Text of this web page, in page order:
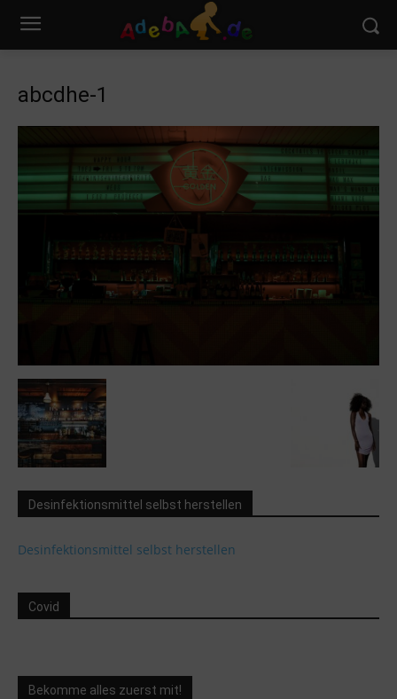
abcdhe-1
Desinfektionsmittel selbst herstellen
Desinfektionsmittel selbst herstellen
Covid
Bekomme alles zuerst mit!